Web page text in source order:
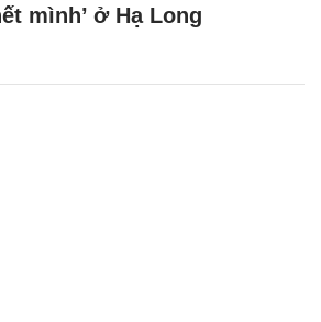
mình’ ở Hạ Long